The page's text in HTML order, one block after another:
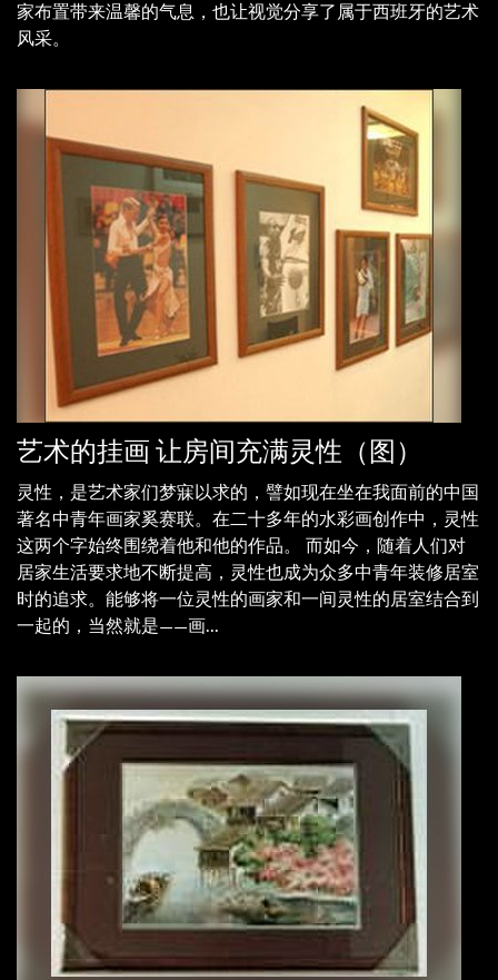
家布置带来温馨的气息，也让视觉分享了属于西班牙的艺术
风采。
艺术的挂画 让房间充满灵性（图）
灵性，是艺术家们梦寐以求的，譬如现在坐在我面前的中国
著名中青年画家奚赛联。在二十多年的水彩画创作中，灵性
这两个字始终围绕着他和他的作品。 而如今，随着人们对
居家生活要求地不断提高，灵性也成为众多中青年装修居室
时的追求。能够将一位灵性的画家和一间灵性的居室结合到
一起的，当然就是——画...